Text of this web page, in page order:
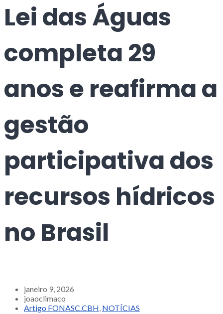
Lei das Águas
completa 29
anos e reafirma a
gestão
participativa dos
recursos hídricos
no Brasil
janeiro 9, 2026
joaoclimaco
Artigo FONASC.CBH, NOTÍCIAS